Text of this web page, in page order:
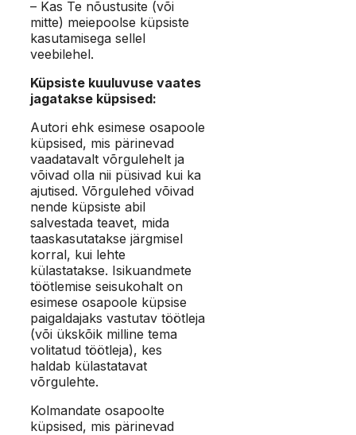
– Kas Te nõustusite (või
mitte) meiepoolse küpsiste
kasutamisega sellel
veebilehel.
Küpsiste kuuluvuse vaates
jagatakse küpsised:
Autori ehk esimese osapoole
küpsised, mis pärinevad
vaadatavalt võrgulehelt ja
võivad olla nii püsivad kui ka
ajutised. Võrgulehed võivad
nende küpsiste abil
salvestada teavet, mida
taaskasutatakse järgmisel
korral, kui lehte
külastatakse. Isikuandmete
töötlemise seisukohalt on
esimese osapoole küpsise
paigaldajaks vastutav töötleja
(või ükskõik milline tema
volitatud töötleja), kes
haldab külastatavat
võrgulehte.
Kolmandate osapoolte
küpsised, mis pärinevad